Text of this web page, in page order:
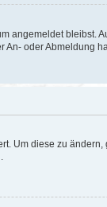
angemeldet
oder Abmeldung
diese zu